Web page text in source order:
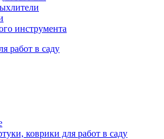
инструмента
работ в саду
коврики для работ в саду